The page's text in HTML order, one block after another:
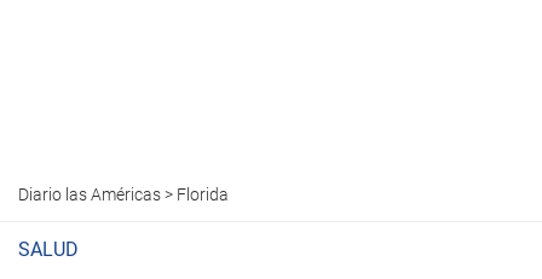
Diario las Américas> Florida
SALUD